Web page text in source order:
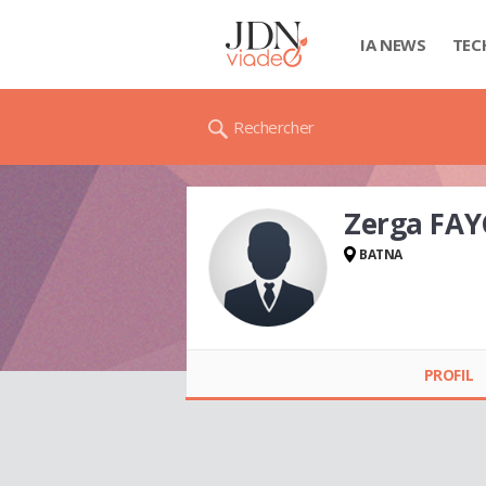
IA NEWS
Rechercher
Zerga
BATNA
PROFIL